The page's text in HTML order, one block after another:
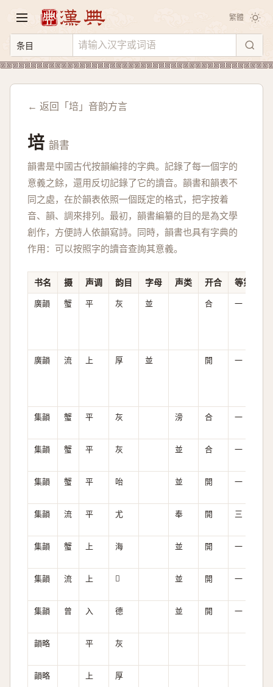
繁體
← 返回「培」音韵方言
培 韻書
韻書是中國古代按韻編排的字典。記錄了每一個字的
意義之餘，還用反切記錄了它的讀音。韻書和韻表不
同之處，在於韻表依照一個既定的格式，把字按着
音、韻、調來排列。最初，韻書編纂的目的是為文學
創作，方便詩人依韻寫詩。同時，韻書也具有字典的
作用：可以按照字的讀音查詢其意義。
书名 摄 声调 韵目 字母 声类 开合 等第
廣韻 蟹 平 灰 並 合 一
廣韻 流 上 厚 並 開 一
集韻 蟹 平 灰 滂 合 一
集韻 蟹 平 灰 並 合 一
集韻 蟹 平 咍 並 開 一
集韻 流 平 尤 奉 開 三
集韻 蟹 上 海 並 開 一
集韻 流 上 𠪋 並 開 一
集韻 曾 入 德 並 開 一
韻略 平 灰
韻略 上 厚